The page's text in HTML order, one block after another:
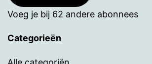
Voeg je bij 62 andere abonnees
Categorieën